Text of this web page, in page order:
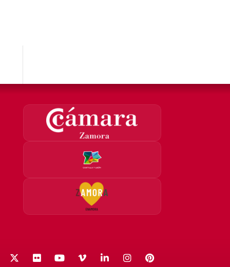
X (Twitter)
FlickrYouTube
VimeoLinkedIn
Instagram
Pinterest